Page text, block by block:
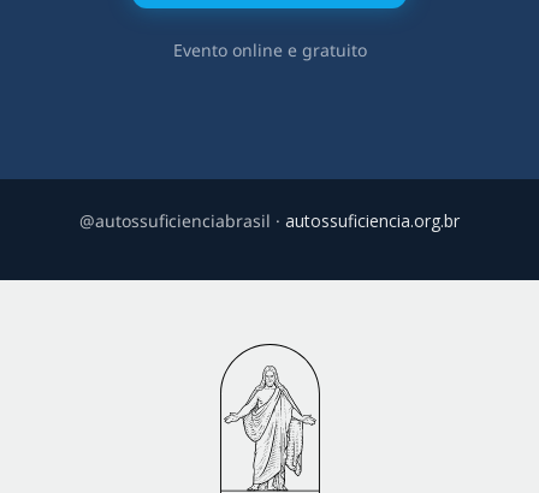
Evento online e gratuito
@autossuficienciabrasil · autossuficiencia.org.br